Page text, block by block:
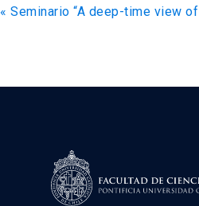
« Seminario “A deep-time view